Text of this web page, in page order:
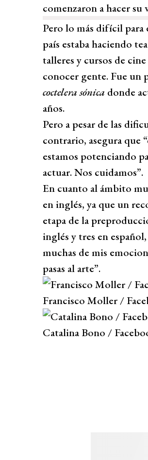
comenzaron a hacer su
Pero lo más difícil para
país estaba haciendo
talleres y cursos de
conocer gente. Fue un
coctelera sónica donde
años.
Pero a pesar de las
contrario, asegura que
estamos potenciando
actuar. Nos cuidamos”.
En cuanto al ámbito
en inglés, ya que un
etapa de la
inglés y tres en
muchas de mis
pasas al arte”.
Francisco Moller /
Catalina Bono /